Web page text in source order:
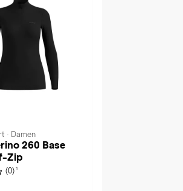
· Damen
260 Base
Zip
(0) 1